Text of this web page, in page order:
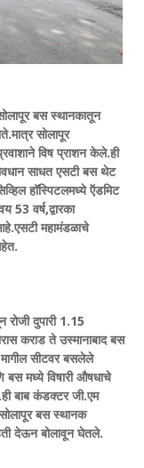
बस स्थानकातून
सोलापूर
विष प्राशन केले.ही
साधत एसटी बस थेट
हॉस्पिटलमध्ये ऍडमिट
वर्ष,द्वारका
महामंडळाचे
दुपारी 1.15
कराड ते उस्मानाबाद बस
सीटवर बसलेले
बस मध्ये विषारी औषधाचे
बाब कंडक्टर जी.एम
बस स्थानक
देऊन बोलावून घेतले.